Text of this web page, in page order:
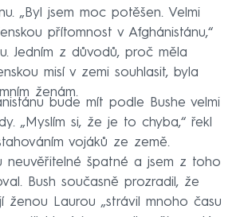
„Byl jsem moc potěšen. Velmi
přítomnost v Afghánistánu,“
Jedním z důvodů, proč měla
misí v zemi souhlasit, byla
ženám.
bude mít podle Bushe velmi
„Myslím si, že je to chyba,“ řekl
vojáků ze země.
neuvěřitelné špatné a jsem z toho
Bush současně prozradil, že
ženou Laurou „strávil mnoho času